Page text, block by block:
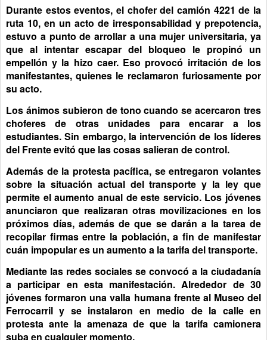
Durante estos eventos, el chofer del camión 4221 de la
ruta 10, en un acto de irresponsabilidad y prepotencia,
estuvo a punto de arrollar a una mujer universitaria, ya
que al intentar escapar del bloqueo le propinó un
empellón y la hizo caer. Eso provocó irritación de los
manifestantes, quienes le reclamaron furiosamente por
su acto.
Los ánimos subieron de tono cuando se acercaron tres
choferes de otras unidades para encarar a los
estudiantes. Sin embargo, la intervención de los líderes
del Frente evitó que las cosas salieran de control.
Además de la protesta pacífica, se entregaron volantes
sobre la situación actual del transporte y la ley que
permite el aumento anual de este servicio. Los jóvenes
anunciaron que realizaran otras movilizaciones en los
próximos días, además de que se darán a la tarea de
recopilar firmas entre la población, a fin de manifestar
cuán impopular es un aumento a la tarifa del transporte.
Mediante las redes sociales se convocó a la ciudadanía
a participar en esta manifestación. Alrededor de 30
jóvenes formaron una valla humana frente al Museo del
Ferrocarril y se instalaron en medio de la calle en
protesta ante la amenaza de que la tarifa camionera
suba en cualquier momento.